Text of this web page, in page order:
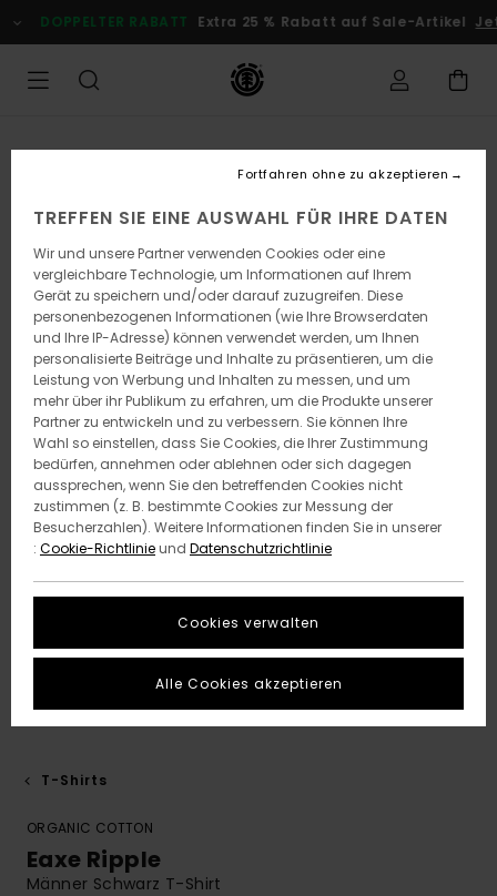
zur
Produktinformation
DOPPELTER RABATT Extra 25 % Rabatt auf Sale-Artikel
T-Shirts
ORGANIC COTTON
Eaxe Ripple
Männer Schwarz T-Shirt
TREFFEN SIE EINE AUSWAHL FÜR IHRE DATEN
Wir und unsere Partner verwenden Cookies oder eine
vergleichbare Technologie, um Informationen auf Ihrem
Gerät zu speichern und/oder darauf zuzugreifen. Diese
personenbezogenen Informationen (wie Ihre Browserdaten
und Ihre IP-Adresse) können verwendet werden, um Ihnen
personalisierte Beiträge und Inhalte zu präsentieren, um die
Leistung von Werbung und Inhalten zu messen, und um
mehr über ihr Publikum zu erfahren, um die Produkte unserer
Partner zu entwickeln und zu verbessern. Sie können Ihre
Wahl so einstellen, dass Sie Cookies, die Ihrer Zustimmung
bedürfen, annehmen oder ablehnen oder sich dagegen
aussprechen, wenn Sie den betreffenden Cookies nicht
zustimmen (z. B. bestimmte Cookies zur Messung der
Besucherzahlen). Weitere Informationen finden Sie in unserer
: Cookie-Richtlinieund Datenschutzrichtlinie
Cookies verwalten
Fortfahren ohne zu akzeptieren
Alle Cookies akzeptieren